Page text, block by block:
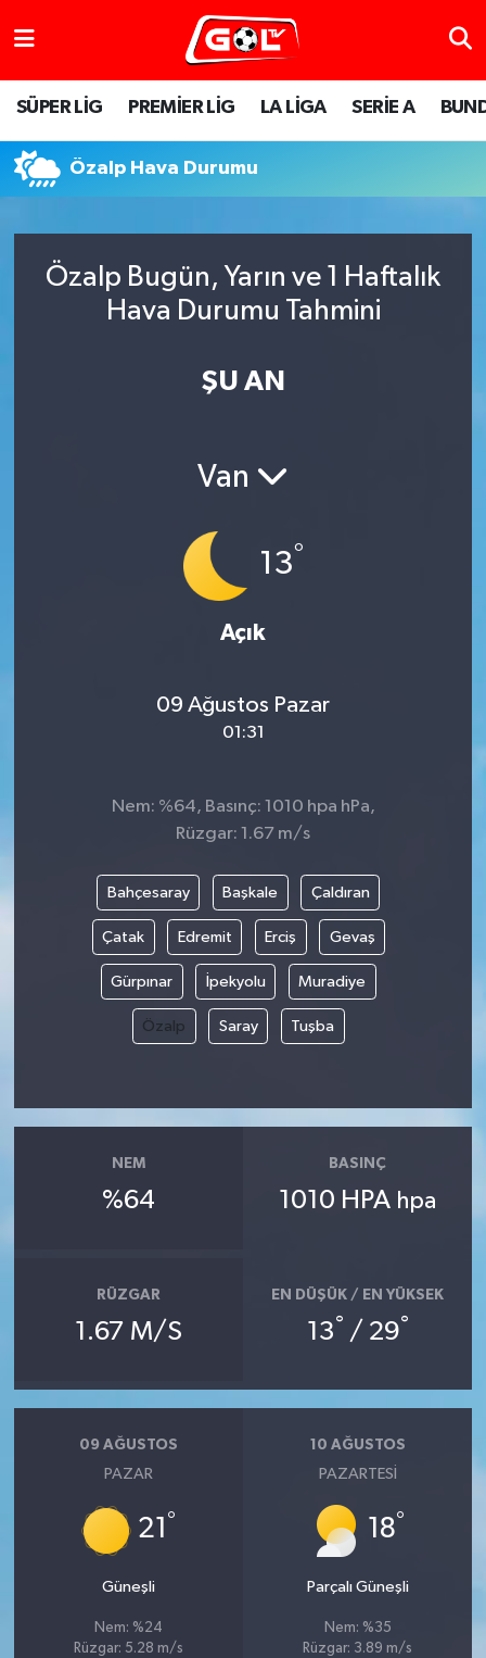
SÜPER LİG PREMİER LİG LA LİGA SERİE A
Özalp Hava Durumu
Özalp Bugün, Yarın ve 1 Haftalık
Hava Durumu Tahmini
ŞU AN
Van
13°
Açık
09 Ağustos Pazar
01:31
Nem: %64, Basınç: 1010 hpa hPa,
Rüzgar: 1.67 m/s
Bahçesaray Başkale Çaldıran
Çatak Edremit Erciş Gevaş
Gürpınar İpekyolu Muradiye
Özalp Saray Tuşba
NEM
%64
BASINÇ
1010 HPA hpa
RÜZGAR
1.67 M/S
EN DÜŞÜK / EN YÜKSEK
13° / 29°
09 AĞUSTOS
PAZAR
21 °
Güneşli
Nem: %24
Rüzgar: 5.28 m/s
10 AĞUSTOS
PAZARTESI
18°
Parçalı Güneşli
Nem: %35
Rüzgar: 3.89 m/s